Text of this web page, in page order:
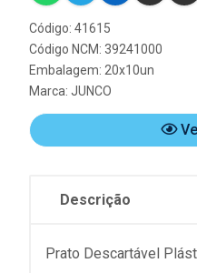
Código: 41615
Código NCM: 39241000
Embalagem: 20x10un
Marca: JUNCO
Descrição
Prato Descartável